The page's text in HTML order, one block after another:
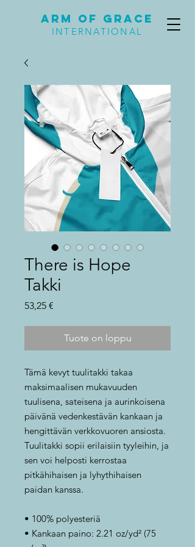
Arm of Grace
INTERNATIONAL
There is Hope
Takki
53,25 €
Tuote on loppu
Tämä kevyt tuulitakki takaa
maksimaalisen mukavuuden
tuulisena, sateisena ja aurinkoisena
päivänä vedenkestävän kankaan ja
hengittävän verkkovuoren ansiosta.
Tuulitakki sopii erilaisiin tyyleihin, ja
sen voi helposti kerrostaa
pitkähihaisen ja lyhythihaisen
paidan kanssa.
• 100% polyesteriä
• Kankaan paino: 2.21 oz/yd² (75